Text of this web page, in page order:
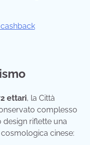
ettari, la Città
complesso
design riflette una
cinese: